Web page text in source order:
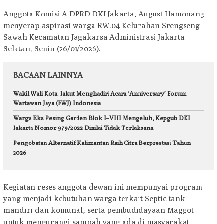
Anggota Komisi A DPRD DKI Jakarta, August Hamonang
menyerap aspirasi warga RW.04 Kelurahan Srengseng
Sawah Kecamatan Jagakarsa Administrasi Jakarta
Selatan, Senin (26/01/2026).
BACAAN LAINNYA
Wakil Wali Kota Jakut Menghadiri Acara ‘Anniversary’ Forum
Wartawan Jaya (FWJ) Indonesia
Warga Eks Pesing Garden Blok I–VIII Mengeluh, Kepgub DKI
Jakarta Nomor 979/2022 Dinilai Tidak Terlaksana
Pengobatan Alternatif Kalimantan Raih Citra Berprestasi Tahun
2026
Kegiatan reses anggota dewan ini mempunyai program
yang menjadi kebutuhan warga terkait Septic tank
mandiri dan komunal, serta pembudidayaan Maggot
untuk mengurangi sampah yang ada di masyarakat.